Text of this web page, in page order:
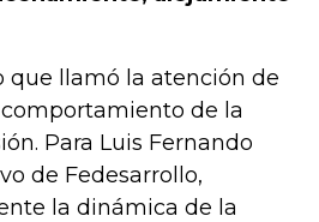
que llamó la atención de
de la
Para Luis Fernando
de Fedesarrollo,
la dinámica de la